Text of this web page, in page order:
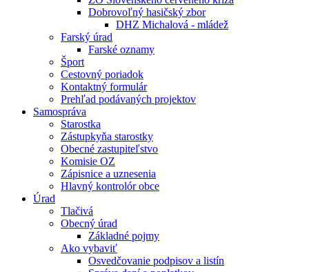
Dobrovoľný hasičský zbor
DHZ Michalová - mládež
Farský úrad
Farské oznamy
Šport
Cestovný poriadok
Kontaktný formulár
Prehľad podávaných projektov
Samospráva
Starostka
Zástupkyňa starostky
Obecné zastupiteľstvo
Komisie OZ
Zápisnice a uznesenia
Hlavný kontrolór obce
Úrad
Tlačivá
Obecný úrad
Základné pojmy
Ako vybaviť
Osvedčovanie podpisov a listín